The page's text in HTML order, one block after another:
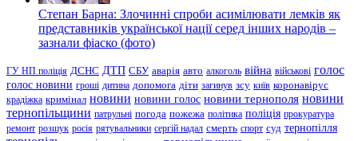
Степан Барна: Злочинні спроби асимілювати лемків як
представників української нації серед інших народів –
зазнали фіаско (фото)
ГУ НП поліція ДСНС ДТП СБУ аварія авто алкоголь війна військові голос
голос новини гроші дитина допомога діти загинув зсу київ коронавірус
крадіжка кримінал новини новини голос новини тернополя новини
тернопільщини патрульні погода пожежа політика поліція прокуратура
ремонт розшук росія рятувальники сергій надал смерть спорт суд тернопілля